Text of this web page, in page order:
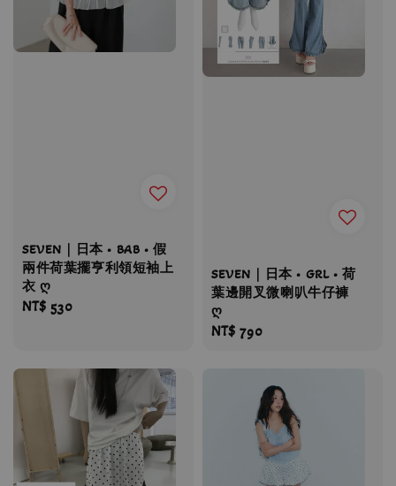
SEVEN｜日本 • BAB • 假
兩件荷葉擺亨利領短袖上
衣 ღ
Regular
NT$ 530
SEVEN｜日本 • GRL • 荷
葉邊開叉微喇叭牛仔褲
ღ
Regular
NT$ 790